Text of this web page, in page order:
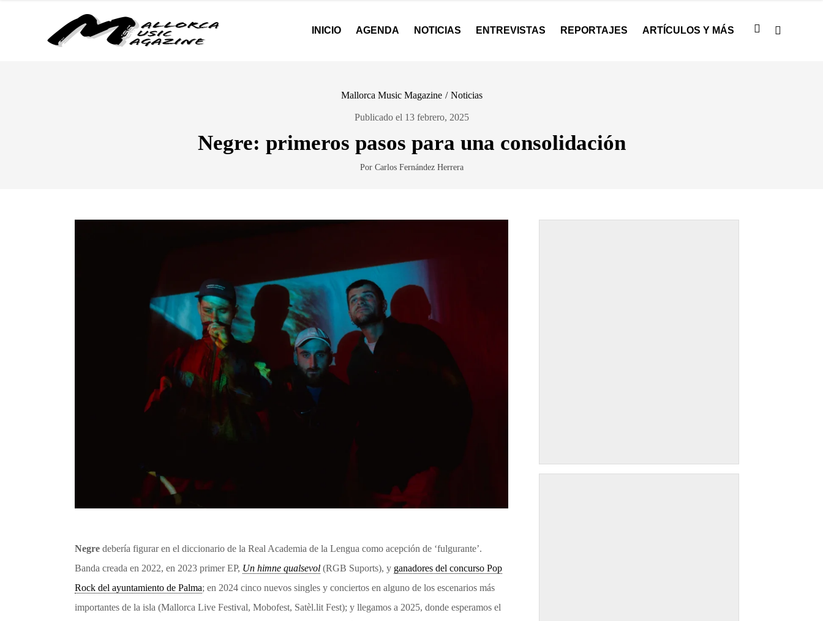
INICIO AGENDA NOTICIAS ENTREVISTAS REPORTAJES ARTÍCULOS Y MÁS
Mallorca Music Magazine / Noticias
Publicado el 13 febrero, 2025
Negre: primeros pasos para una consolidación
Por Carlos Fernández Herrera
Negre debería figurar en el diccionario de la Real Academia de la Lengua como acepción de ‘fulgurante’.
Banda creada en 2022, en 2023 primer EP, Un himne qualsevol (RGB Suports), y ganadores del concurso Pop
Rock del ayuntamiento de Palma; en 2024 cinco nuevos singles y conciertos en alguno de los escenarios más
importantes de la isla (Mallorca Live Festival, Mobofest, Satèl.lit Fest); y llegamos a 2025, donde esperamos el